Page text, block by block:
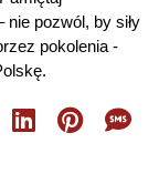
nie pozwól, by siły
pokolenia -